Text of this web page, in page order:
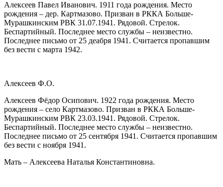
Алексеев Павел Иванович. 1911 года рождения. Место
рождения – дер. Картмазово. Призван в РККА Больше-
Мурашкинским РВК 31.07.1941. Рядовой. Стрелок.
Беспартийный. Последнее место службы – неизвестно.
Последнее письмо от 25 деабря 1941. Считается пропавшим
без вести с марта 1942.
Алексеев Ф.О.
Алексеев Фёдор Осипович. 1922 года рождения. Место
рождения – село Картмазово. Призван в РККА Больше-
Мурашкинским РВК 23.03.1941. Рядовой. Стрелок.
Беспартийный. Последнее место службы – неизвестно.
Последнее письмо от 25 сентября 1941. Считается пропавшим
без вести с ноября 1941.
Мать – Алексеева Наталья Константиновна.